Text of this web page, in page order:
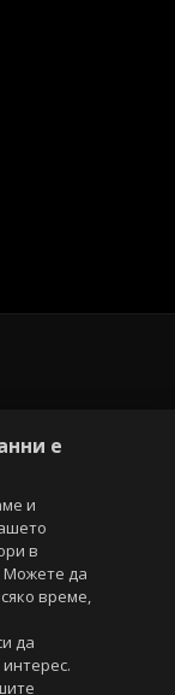
в него, са
му права.
графични и
на Агенция
се
е
и
в
Можете да
време,
да